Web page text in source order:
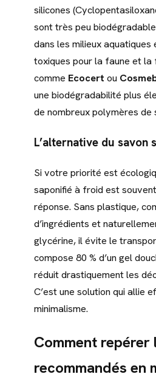
silicones
sont très peu
dans les milieux
toxiques pour la faune et la
comme Ecocert ou
une biodégradabilité plus
de nombreux polymères de
L’alternative du savon
Si votre priorité est
saponifié à froid est
réponse. Sans plastique,
d’ingrédients et
glycérine, il évite le
compose 80 % d’un gel
réduit drastiquement les
C’est une solution qui allie
minimalisme.
Comment
recommandés en